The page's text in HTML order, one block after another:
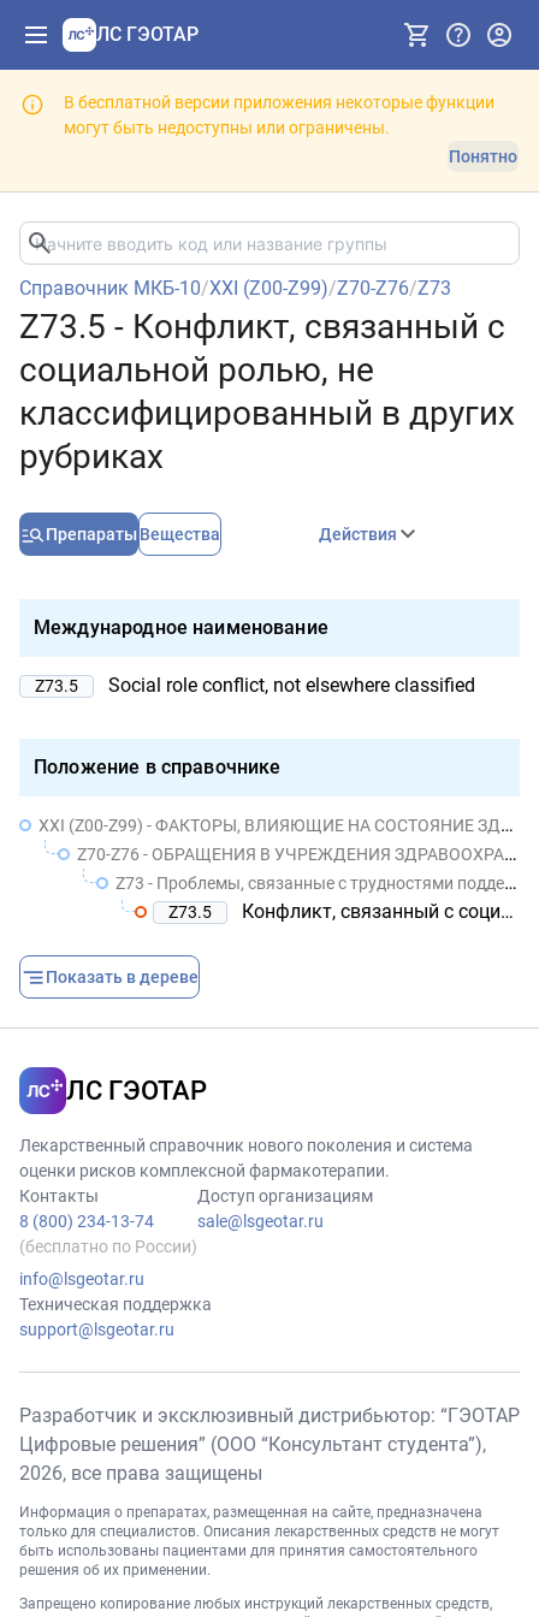
ЛС ГЭОТАР
В бесплатной версии приложения некоторые функции
могут быть недоступны или ограничены.
Понятно
Справочник МКБ-10/XXI (Z00-Z99)/Z70-Z76/Z73
Z73.5 - Конфликт, связанный с
социальной ролью, не
классифицированный в других
рубриках
Препараты Вещества Действия
Международное наименование
Z73.5 Social role conflict, not elsewhere classified
Положение в справочнике
XXI (Z00-Z99) - ФАКТОРЫ, ВЛИЯЮЩИЕ НА СОСТОЯНИЕ ЗДОРОВЬЯ НАСЕЛЕНИЯ И ОБРАЩЕНИЯ В УЧРЕЖДЕНИЯ ЗДРАВООХРАНЕНИЯ
Z70-Z76 - ОБРАЩЕНИЯ В УЧРЕЖДЕНИЯ ЗДРАВООХРАНЕНИЯ В СВЯЗИ С ДРУГИМИ ОБСТОЯТЕЛЬСТВАМИ
Z73 - Проблемы, связанные с трудностями поддержания нормального образа жизни
Z73.5
Конфликт, связанный с социальной ролью, не классифицированный в других рубриках
Показать в дереве
ЛС ГЭОТАР
Лекарственный справочник нового поколения и система
оценки рисков комплексной фармакотерапии.
Контакты
8 (800) 234-13-74
(бесплатно по России)
info@lsgeotar.ru
Доступ организациям
sale@lsgeotar.ru
Техническая поддержка
support@lsgeotar.ru
Разработчик и эксклюзивный дистрибьютор: “ГЭОТАР
Цифровые решения” (ООО “Консультант студента”),
2026, все права защищены
Информация о препаратах, размещенная на сайте, предназначена
только для специалистов. Описания лекарственных средств не могут
быть использованы пациентами для принятия самостоятельного
решения об их применении.
Запрещено копирование любых инструкций лекарственных средств,